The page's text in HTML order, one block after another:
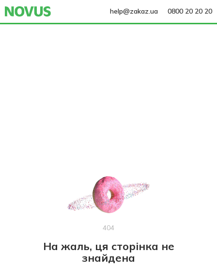
help@zakaz.ua 0800 20 20 20
404
На жаль, ця сторінка не
знайдена